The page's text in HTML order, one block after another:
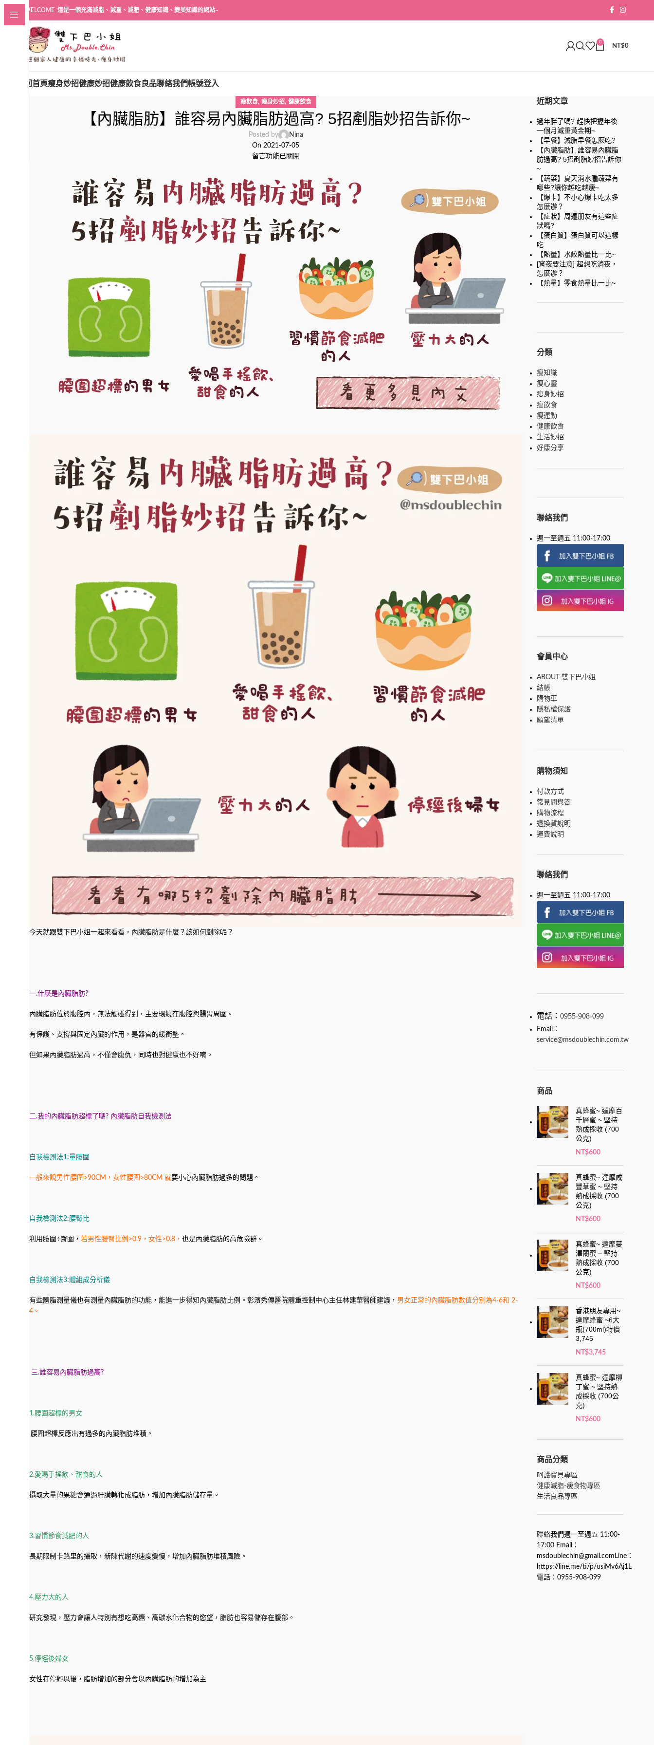
WELCOME 這是一個充滿減脂、減重、減肥、健康知識、變美知識的網站~
0
NT$0
回首頁瘦身妙招健康妙招健康飲食良品聯絡我們帳號登入
瘦飲食, 瘦身妙招, 健康飲食
【內臟脂肪】誰容易內臟脂肪過高? 5招剷脂妙招告訴你~
Posted by
Nina
On 2021-07-05
留言功能已關閉
今天就跟雙下巴小姐一起來看看，內臟脂肪是什麼？該如何剷除呢？
一.什麼是內臟脂肪?
內臟脂肪位於腹腔內，無法觸碰得到，主要環繞在腹腔與腸胃周圍。
有保護、支撐與固定內臟的作用，是器官的緩衝墊。
但如果內臟脂肪過高，不僅會腹仇，同時也對健康也不好唷。
二.我的內臟脂肪超標了嗎? 內臟脂肪自我檢測法
自我檢測法1:量腰圍
一般來說男性腰圍>90CM，女性腰圍>80CM 就要小心內臟脂肪過多的問題。
自我檢測法2:腰臀比
利用腰圍÷臀圍， 若男性腰臀比例>0.9，女性>0.8， 也是內臟脂肪的高危險群。
自我檢測法3:體組成分析儀
有些體脂測量儀也有測量內臟脂肪的功能，能進一步得知內臟脂肪比例。彰濱秀傳醫院體重控制中心主任林建華醫師建議， 男女正常的內臟脂肪數值分別為4-6和 2-
4。
三.誰容易內臟脂肪過高?
1.腰圍超標的男女
腰圍超標反應出有過多的內臟脂肪堆積。
2.愛喝手搖飲、甜食的人
攝取大量的果糖會通過肝臟轉化成脂肪，增加內臟脂肪儲存量。
3.習慣節食減肥的人
長期限制卡路里的攝取，新陳代謝的速度變慢，增加內臟脂肪堆積風險。
4.壓力大的人
研究發現，壓力會讓人特別有想吃高糖、高碳水化合物的慾望，脂肪也容易儲存在腹部。
5.停經後婦女
女性在停經以後，脂肪增加的部分會以內臟脂肪的增加為主
近期文章
過年胖了嗎? 趕快把握年後
一個月減重黃金期~
【早餐】減脂早餐怎麼吃?
【內臟脂肪】誰容易內臟脂
肪過高? 5招剷脂妙招告訴你
~
【蔬菜】夏天消水腫蔬菜有
哪些?讓你越吃越瘦~
【爆卡】不小心爆卡吃太多
怎麼辦？
【症狀】周遭朋友有這些症
狀嗎?
【蛋白質】蛋白質可以這樣
吃
【熱量】水餃熱量比一比~
[宵夜要注意] 超想吃消夜，
怎麼辦？
【熱量】零食熱量比一比~
分類
瘦知識
瘦心靈
瘦身妙招
瘦飲食
瘦運動
健康飲食
生活妙招
好康分享
聯絡我們
週一至週五 11:00-17:00
會員中心
ABOUT 雙下巴小姐
結帳
購物車
隱私權保護
願望清單
購物須知
付款方式
常見問與答
購物流程
退換貨說明
運費說明
聯絡我們
週一至週五 11:00-17:00
電話：0955-908-099
Email：
service@msdoublechin.com.tw
商品
真蜂蜜~ 達摩百
千層蜜 ~ 堅持
熟成採收 (700
公克)
NT$600
真蜂蜜~ 達摩咸
豐草蜜 ~ 堅持
熟成採收 (700
公克)
NT$600
真蜂蜜~ 達摩蔓
澤蘭蜜 ~ 堅持
熟成採收 (700
公克)
NT$600
香港朋友專用~
達摩蜂蜜 ~6大
瓶(700ml)特價
3,745
NT$3,745
真蜂蜜~ 達摩柳
丁蜜 ~ 堅持熟
成採收 (700公
克)
NT$600
商品分類
呵護寶貝專區
健康減脂-瘦食物專區
生活良品專區
聯絡我們週一至週五 11:00-
17:00 Email：
msdoublechin@gmail.comLine：
https://line.me/ti/p/usiMv6Aj1L
電話：0955-908-099